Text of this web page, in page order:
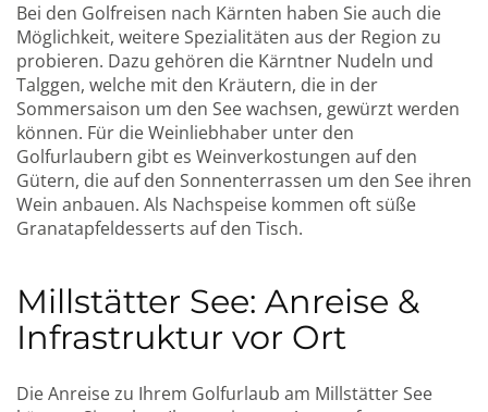
Bei den Golfreisen nach Kärnten haben Sie auch die
Möglichkeit, weitere Spezialitäten aus der Region zu
probieren. Dazu gehören die Kärntner Nudeln und
Talggen, welche mit den Kräutern, die in der
Sommersaison um den See wachsen, gewürzt werden
können. Für die Weinliebhaber unter den
Golfurlaubern gibt es Weinverkostungen auf den
Gütern, die auf den Sonnenterrassen um den See ihren
Wein anbauen. Als Nachspeise kommen oft süße
Granatapfeldesserts auf den Tisch.
Millstätter See: Anreise &
Infrastruktur vor Ort
Die Anreise zu Ihrem Golfurlaub am Millstätter See